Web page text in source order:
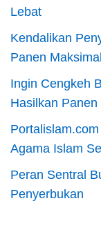
Lebat
Kendalikan
Panen Maksimal
Ingin Cengkeh
Hasilkan Panen
Agama Islam
Peran Sentral
Penyerbukan